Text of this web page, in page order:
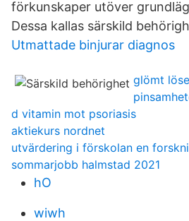
förkunskaper utöver
Dessa kallas särskild
Utmattade binjurar diagnos
glömt
d vitamin mot psoriasis
aktiekurs nordnet
utvärdering i förskolan en
sommarjobb halmstad 2021
hO
wiwh